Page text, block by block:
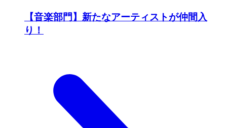
【音楽部門】新たなアーティストが仲間入
り！